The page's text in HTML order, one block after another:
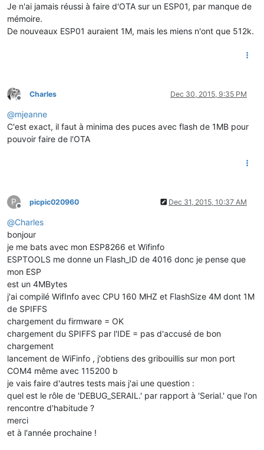
Je n'ai jamais réussi à faire d'OTA sur un ESP01, par manque de
mémoire.
De nouveaux ESP01 auraient 1M, mais les miens n'ont que 512k.
Offline
Charles Dec 30, 2015, 9:35 PM
@mjeanne
C'est exact, il faut à minima des puces avec flash de 1MB pour
pouvoir faire de l'OTA
P
Offline
picpic020960 Dec 31, 2015, 10:37 AM
@Charles
bonjour
je me bats avec mon ESP8266 et Wifinfo
ESPTOOLS me donne un Flash_ID de 4016 donc je pense que
mon ESP
est un 4MBytes
j'ai compilé WifInfo avec CPU 160 MHZ et FlashSize 4M dont 1M
de SPIFFS
chargement du firmware = OK
chargement du SPIFFS par l'IDE = pas d'accusé de bon
chargement
lancement de WiFinfo , j'obtiens des gribouillis sur mon port
COM4 même avec 115200 b
je vais faire d'autres tests mais j'ai une question :
quel est le rôle de 'DEBUG_SERAIL.' par rapport à 'Serial.' que l'on
rencontre d'habitude ?
merci
et à l'année prochaine !